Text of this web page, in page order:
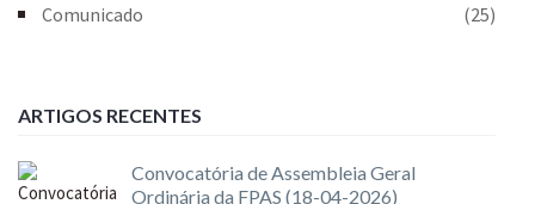
Comunicado
(25)
ARTIGOS RECENTES
Convocatória de Assembleia Geral
Ordinária da FPAS (18-04-2026)